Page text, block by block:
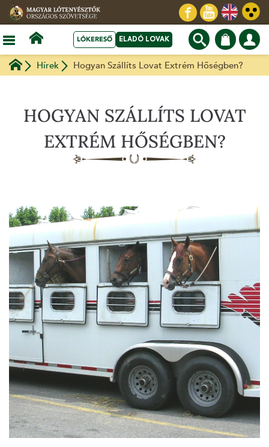
LÓKERESŐ ELADÓ LOVAK
Hírek Hogyan Szállíts Lovat Extrém Hőségben?
HOGYAN SZÁLLÍTS LOVAT
EXTRÉM HŐSÉGBEN?